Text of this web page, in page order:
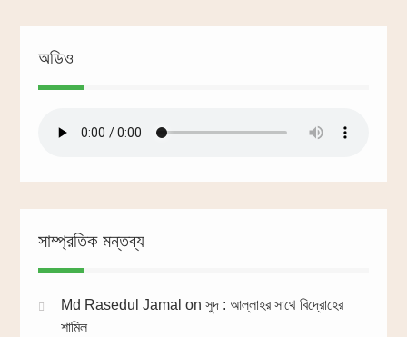
অডিও
সাম্প্রতিক মন্তব্য
Md Rasedul Jamal on সুদ : আল্লাহর সাথে বিদ্রোহের
শামিল